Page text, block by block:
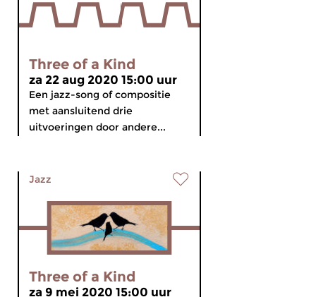
Three of a Kind
za 22 aug 2020 15:00 uur
Een jazz-song of compositie
met aansluitend drie
uitvoeringen door andere...
Jazz
Three of a Kind
za 9 mei 2020 15:00 uur